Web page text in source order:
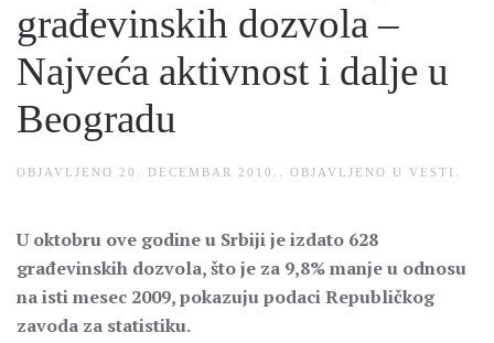
građevinskih dozvola –
Najveća aktivnost i dalje u
Beogradu
OBJAVLJENO 20. DECEMBAR 2010. . OBJAVLJENO U VESTI
U oktobru ove godine u Srbiji je izdato 628
građevinskih dozvola, što je za 9,8% manje u odnosu
na isti mesec 2009, pokazuju podaci Republičkog
zavoda za statistiku.